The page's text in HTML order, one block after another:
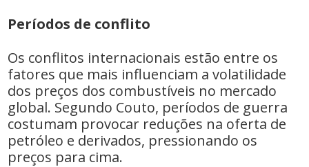
Períodos de conflito
Os conflitos internacionais estão entre os
fatores que mais influenciam a volatilidade
dos preços dos combustíveis no mercado
global. Segundo Couto, períodos de guerra
costumam provocar reduções na oferta de
petróleo e derivados, pressionando os
preços para cima.